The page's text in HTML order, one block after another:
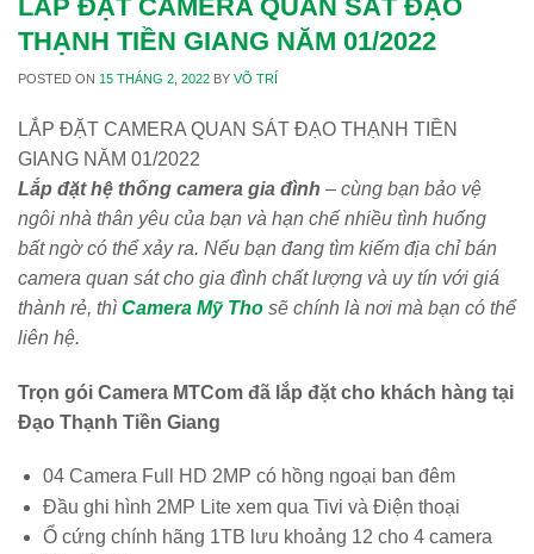
LẮP ĐẶT CAMERA QUAN SÁT ĐẠO
THẠNH TIỀN GIANG NĂM 01/2022
POSTED ON 15 THÁNG 2, 2022 BYVÕ TRÍ
LẮP ĐẶT CAMERA QUAN SÁT ĐẠO THẠNH TIỀN
GIANG NĂM 01/2022
Lắp đặt hệ thống camera gia đình – cùng bạn bảo vệ
ngôi nhà thân yêu của bạn và hạn chế nhiều tình huống
bất ngờ có thể xảy ra. Nếu bạn đang tìm kiếm địa chỉ bán
camera quan sát cho gia đình chất lượng và uy tín với giá
thành rẻ, thì Camera Mỹ Tho sẽ chính là nơi mà bạn có thể
liên hệ.
Trọn gói Camera MTCom đã lắp đặt cho khách hàng tại
Đạo Thạnh Tiền Giang
04 Camera Full HD 2MP có hồng ngoại ban đêm
Đầu ghi hình 2MP Lite xem qua Tivi và Điện thoại
Ổ cứng chính hãng 1TB lưu khoảng 12 cho 4 camera